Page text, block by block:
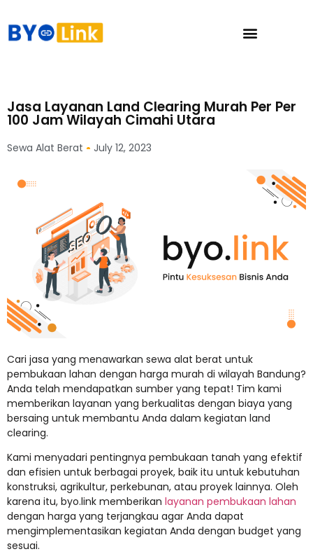
Jasa Layanan Land Clearing Murah Per Per
100 Jam Wilayah Cimahi Utara
Sewa Alat Berat July 12, 2023
Cari jasa yang menawarkan sewa alat berat untuk
pembukaan lahan dengan harga murah di wilayah Bandung?
Anda telah mendapatkan sumber yang tepat! Tim kami
memberikan layanan yang berkualitas dengan biaya yang
bersaing untuk membantu Anda dalam kegiatan land
clearing.
Kami menyadari pentingnya pembukaan tanah yang efektif
dan efisien untuk berbagai proyek, baik itu untuk kebutuhan
konstruksi, agrikultur, perkebunan, atau proyek lainnya. Oleh
karena itu, byo.link memberikan layanan pembukaan lahan
dengan harga yang terjangkau agar Anda dapat
mengimplementasikan kegiatan Anda dengan budget yang
sesuai.